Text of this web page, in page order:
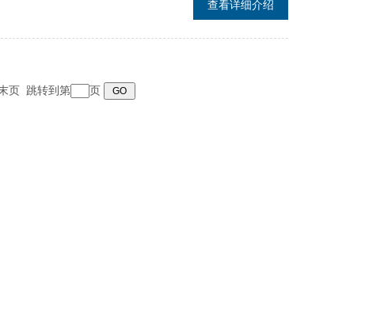
冶金、电子、建材、陶瓷、化工、轻工、医药、美容、环
查看详细介绍
页 跳转到第 页